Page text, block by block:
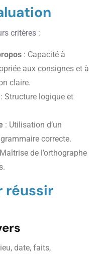
critères :
: Capacité à
aux consignes et à
claire.
: Structure logique et
: Utilisation d’un
correcte.
de l’orthographe
réussir
date, faits,